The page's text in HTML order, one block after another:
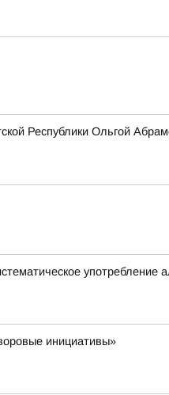
Республики Ольгой
употребление
инициативы»